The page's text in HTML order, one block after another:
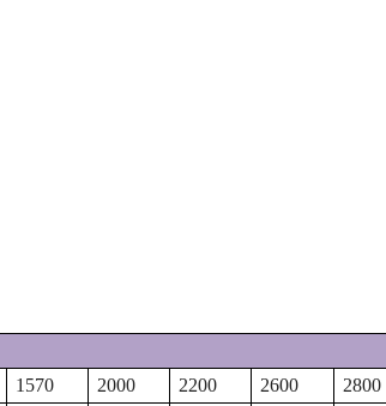
1570 2000 2200 2600 2800